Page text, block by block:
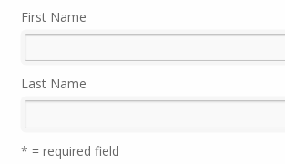
First Name
Last Name
* = required field